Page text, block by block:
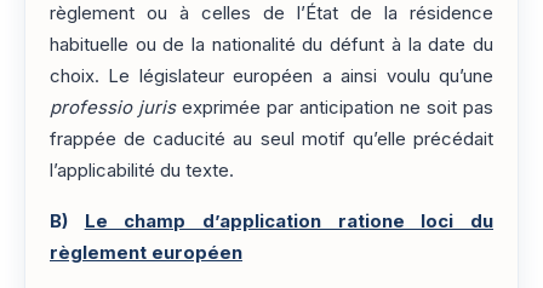
règlement ou à celles de l’État de la résidence
habituelle ou de la nationalité du défunt à la date du
choix. Le législateur européen a ainsi voulu qu’une
professio jurisexprimée par anticipation ne soit pas
frappée de caducité au seul motif qu’elle précédait
l’applicabilité du texte.
B) Le champ d’application ratione loci du
règlement européen